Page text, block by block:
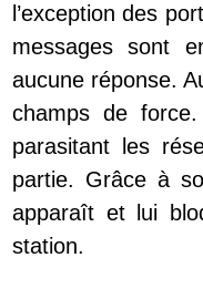
l’exception des
messages sont
aucune réponse.
champs de
parasitant les
partie. Grâce à
apparaît et lui
station.